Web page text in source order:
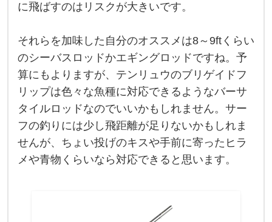
ン
違
う
も
の
に
な
る
の
で
す
が
、
両
に飛ばすのはリスクが大きいです。
それらを加味した自分のオススメは8～9ftくらい
のシーバスロッドかエギングロッドですね。予
算にもよりますが、テンリュウのブリゲイドフ
リップは色々な魚種に対応できるようなバーサ
タイルロッドなのでいいかもしれません。サー
フの釣りには少し飛距離が足りないかもしれま
せんが、ちょい投げのキスや手前に寄ったヒラ
メや青物くらいなら対応できると思います。